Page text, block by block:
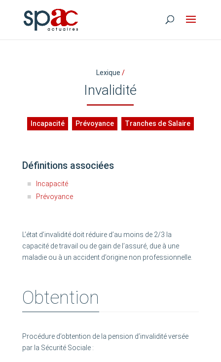
Lexique /
Invalidité
Incapacité Prévoyance Tranches de Salaire
Définitions associées
Incapacité
Prévoyance
L’état d’invalidité doit réduire d’au moins de 2/3 la
capacité de travail ou de gain de l’assuré, due à une
maladie ou à un accident d’origine non professionnelle.
Obtention
Procédure d’obtention de la pension d’invalidité versée
par la Sécurité Sociale :